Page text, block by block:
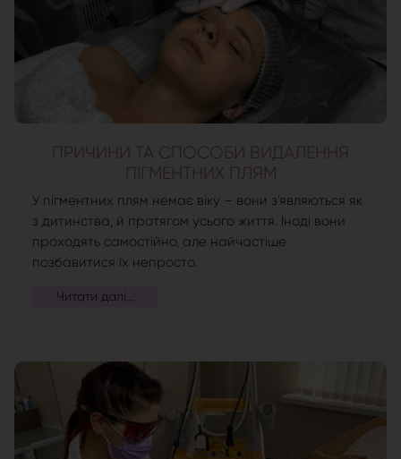
ПРИЧИНИ ТА СПОСОБИ ВИДАЛЕННЯ
ПІГМЕНТНИХ ПЛЯМ
У пігментних плям немає віку – вони з'являються як
з дитинства, й протягом усього життя. Іноді вони
проходять самостійно, але найчастіше
позбавитися їх непросто.
Читати далі...